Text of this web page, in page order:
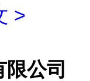
>
公司